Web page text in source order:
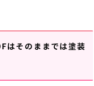
はそのままでは塗装